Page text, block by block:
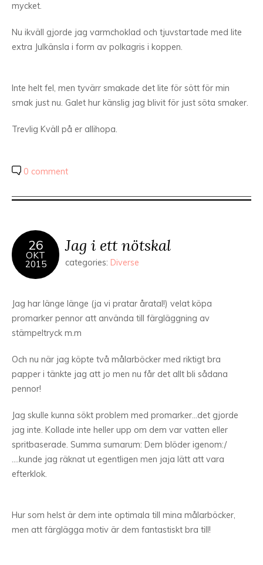
mycket.
Nu ikväll gjorde jag varmchoklad och tjuvstartade med lite
extra Julkänsla i form av polkagris i koppen.
Inte helt fel, men tyvärr smakade det lite för sött för min
smak just nu. Galet hur känslig jag blivit för just söta smaker.
Trevlig Kväll på er allihopa.
0 comment
26
OKT
2015
Jag i ett nötskal
categories: Diverse
Jag har länge länge (ja vi pratar åratal!) velat köpa
promarker pennor att använda till färgläggning av
stämpeltryck m.m
Och nu när jag köpte två målarböcker med riktigt bra
papper i tänkte jag att jo men nu får det allt bli sådana
pennor!
Jag skulle kunna sökt problem med promarker…det gjorde
jag inte. Kollade inte heller upp om dem var vatten eller
spritbaserade. Summa sumarum: Dem blöder igenom:/
….kunde jag räknat ut egentligen men jaja lätt att vara
efterklok.
Hur som helst är dem inte optimala till mina målarböcker,
men att färglägga motiv är dem fantastiskt bra till!